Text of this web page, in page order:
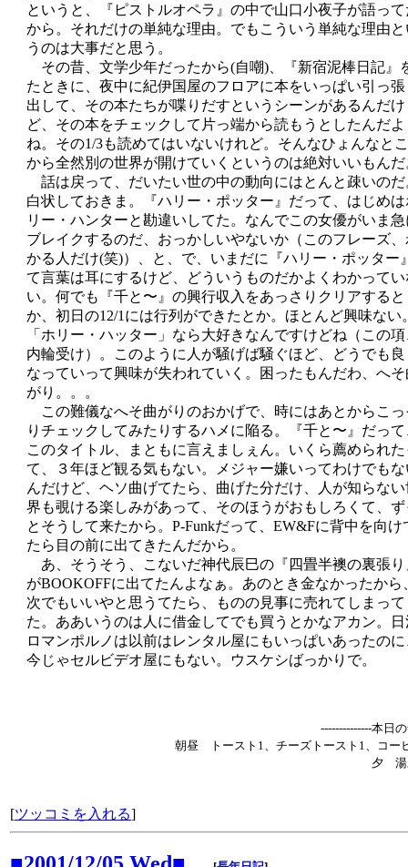
というと、『ピストルオペラ』の中で山口小夜子が語って
から。それだけの単純な理由。でもこういう単純な理由と
うのは大事だと思う。
その昔、文学少年だったから(自嘲)、『新宿泥棒日記』
たときに、夜中に紀伊国屋のフロアに本をいっぱい引っ張
出して、その本たちが喋りだすというシーンがあるんだけ
ど、その本をチェックして片っ端から読もうとしたんだよ
ね。その1/3も読めてはいないけれど。そんなひょんなと
から全然別の世界が開けていくというのは絶対いいもんだ
話は戻って、だいたい世の中の動向にはとんと疎いのだ
白状しておきま。『ハリー・ポッター』だって、はじめは
リー・ハンターと勘違いしてた。なんでこの女優がいま急
ブレイクするのだ、おっかしいやないか（このフレーズ、
かる人だけ(笑)）、と、で、いまだに『ハリー・ポッター
て言葉は耳にするけど、どういうものだかよくわかってい
い。何でも『千と〜』の興行収入をあっさりクリアすると
か、初日の12/1には行列ができたとか。ほとんど興味ない
「ホリー・ハッター」なら大好きなんですけどね（この
内輪受け）。このように人が騒げば騒ぐほど、どうでも良
なっていって興味が失われていく。困ったもんだわ、へそ
がり。。。
この難儀なへそ曲がりのおかげで、時にはあとからこっ
りチェックしてみたりするハメに陥る。『千と〜』だって
このタイトル、まともに言えましぇん。いくら薦められた
て、３年ほど観る気もない。メジャー嫌いってわけでもな
んだけど、ヘソ曲げてたら、曲げた分だけ、人が知らない
界も覗ける楽しみがあって、そのほうがおもしろくて、ず
とそうして来たから。P-Funkだって、EW&Fに背中を向け
たら目の前に出てきたんだから。
あ、そうそう、こないだ神代辰巳の『四畳半襖の裏張り
がBOOKOFFに出てたんよなぁ。あのとき金なかったから
次でもいいやと思うてたら、ものの見事に売れてしまって
た。ああいうのは人に借金してでも買うとかなアカン。日
ロマンポルノは以前はレンタル屋にもいっぱいあったのに
今じゃセルビデオ屋にもない。ウスケシばっかりで。
--------------本日
朝昼 トースト1、チーズトースト1、コー
夕 湯
[ツッコミを入れる]